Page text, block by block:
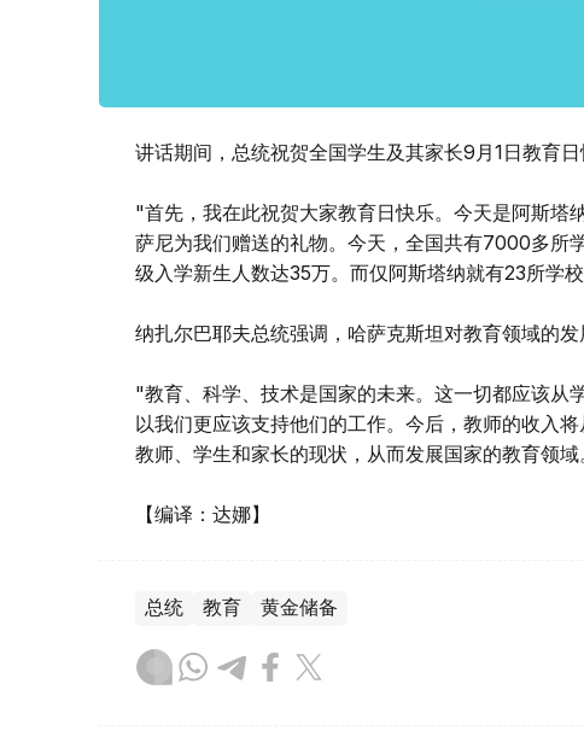
讲话期间，总统祝贺全国学生及其家长9月1日教育日
"首先，我在此祝贺大家教育日快乐。今天是阿斯
萨尼为我们赠送的礼物。今天，全国共有7000多所
级入学新生人数达35万。而仅阿斯塔纳就有23所学
纳扎尔巴耶夫总统强调，哈萨克斯坦对教育领域的发
"教育、科学、技术是国家的未来。这一切都应该从
以我们更应该支持他们的工作。今后，教师的收入
教师、学生和家长的现状，从而发展国家的教育领域
【编译：达娜】
总统 教育 黄金储备